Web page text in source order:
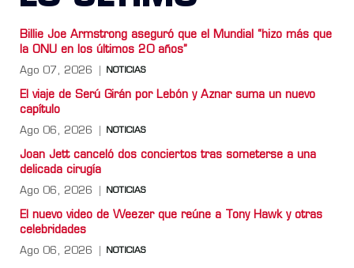
Billie Joe Armstrong aseguró que el Mundial “hizo más que
la ONU en los últimos 20 años”
Ago 07, 2026 NOTICIAS
El viaje de Serú Girán por Lebón y Aznar suma un nuevo
capítulo
Ago 06, 2026 NOTICIAS
Joan Jett canceló dos conciertos tras someterse a una
delicada cirugía
Ago 06, 2026 NOTICIAS
El nuevo video de Weezer que reúne a Tony Hawk y otras
celebridades
Ago 06, 2026 NOTICIAS